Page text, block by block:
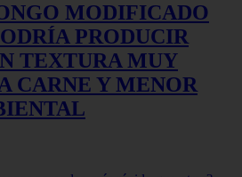
MODIFICADO
PRODUCIR
TEXTURA MUY
CARNE Y MENOR